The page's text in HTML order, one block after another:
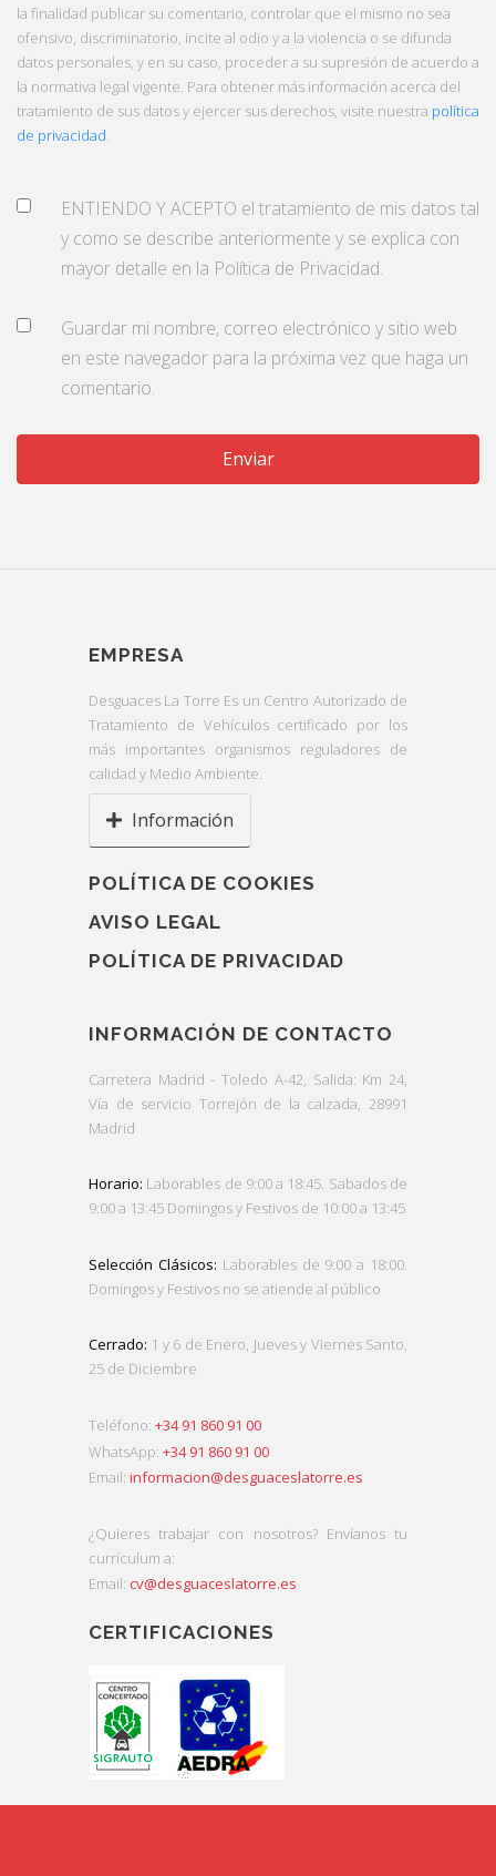
la finalidad publicar su comentario, controlar que el mismo no sea
ofensivo, discriminatorio, incite al odio y a la violencia o se difunda
datos personales, y en su caso, proceder a su supresión de acuerdo a
la normativa legal vigente. Para obtener más información acerca del
tratamiento de sus datos y ejercer sus derechos, visite nuestra política
de privacidad.
ENTIENDO Y ACEPTO el tratamiento de mis datos tal
y como se describe anteriormente y se explica con
mayor detalle en la Política de Privacidad.
Guardar mi nombre, correo electrónico y sitio web
en este navegador para la próxima vez que haga un
comentario.
EMPRESA
Desguaces La Torre Es un Centro Autorizado de
Tratamiento de Vehículos certificado por los
más importantes organismos reguladores de
calidad y Medio Ambiente.
Información
POLÍTICA DE COOKIES
AVISO LEGAL
POLÍTICA DE PRIVACIDAD
INFORMACIÓN DE CONTACTO
Carretera Madrid - Toledo A-42, Salida: Km 24,
Vía de servicio Torrejón de la calzada, 28991
Madrid
Horario: Laborables de 9:00 a 18:45. Sabados de
9:00 a 13:45 Domingos y Festivos de 10:00 a 13:45
Selección Clásicos: Laborables de 9:00 a 18:00.
Domingos y Festivos no se atiende al público
Cerrado: 1 y 6 de Enero, Jueves y Viernes Santo,
25 de Diciembre
Teléfono: +34 91 860 91 00
WhatsApp: +34 91 860 91 00
Email: informacion@desguaceslatorre.es
¿Quieres trabajar con nosotros? Envíanos tu
currículum a:
Email: cv@desguaceslatorre.es
CERTIFICACIONES